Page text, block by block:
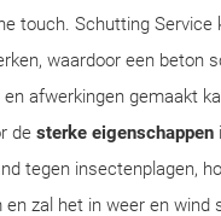
touch. Schutting Service
waardoor een beton
afwerkingen gemaakt
de sterke eigenschappen
tegen insectenplagen,
en zal het in weer en wind